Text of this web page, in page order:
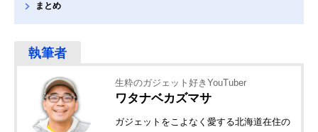
まとめ
生粋のガジェット好きYouTuber
ワタナベカズマサ
ガジェットをこよなく愛する北海道在住の